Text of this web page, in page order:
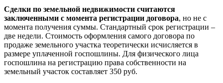
Сделки по земельной недвижимости считаются
заключенными с момента регистрации договора, но не с
момента получения суммы. Стандартный срок регистрации –
две недели. Стоимость оформления самого договора по
продаже земельного участка теоретически исчисляется в
размере уплаченной госпошлины. Для физического лица
госпошлина на регистрацию права собственности на
земельный участок составляет 350 руб.